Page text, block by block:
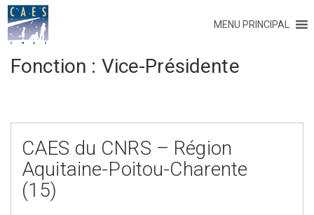
MENU PRINCIPAL
Fonction : Vice-Présidente
CAES du CNRS – Région
Aquitaine-Poitou-Charente
(15)